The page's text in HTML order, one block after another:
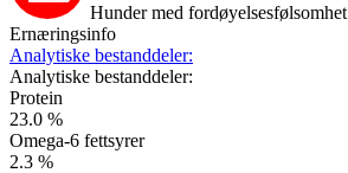
Hunder med fordøyelsesfølsomhet
Ernæringsinfo
Analytiske bestanddeler:
Analytiske bestanddeler:
Protein
23.0 %
Omega-6 fettsyrer
2.3 %